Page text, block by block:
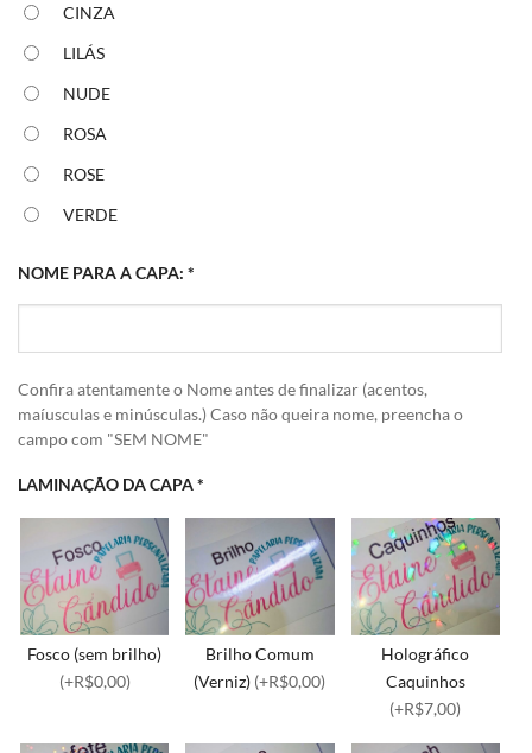
CINZA
LILÁS
NUDE
ROSA
ROSE
VERDE
NOME PARA A CAPA: *
Confira atentamente o Nome antes de finalizar (acentos,
maíusculas e minúsculas.) Caso não queira nome, preencha o
campo com "SEM NOME"
LAMINAÇÃO DA CAPA*
Fosco (sem brilho)
(+R$0,00)
Brilho Comum
(Verniz) (+R$0,00)
Holográfico
Caquinhos
(+R$7,00)